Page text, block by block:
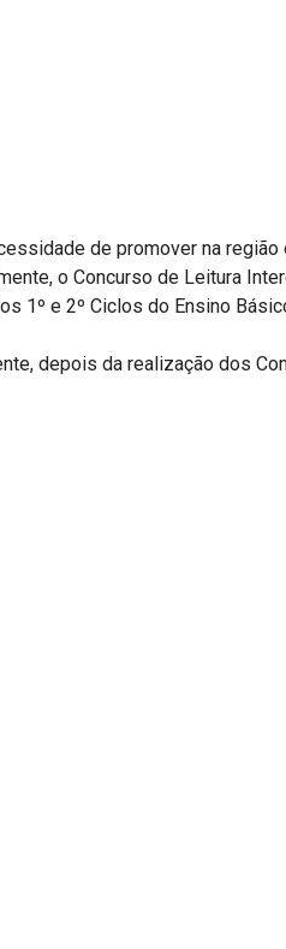
de promover na
o Concurso de Leitura
1º e 2º Ciclos do Ensino
depois da realização dos